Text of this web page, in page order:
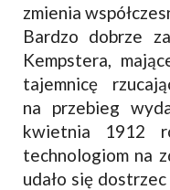
zmienia
Bardzo dobrze
Kempstera,
tajemnicę
na przebieg
kwietnia 1912
technologiom na
udało się